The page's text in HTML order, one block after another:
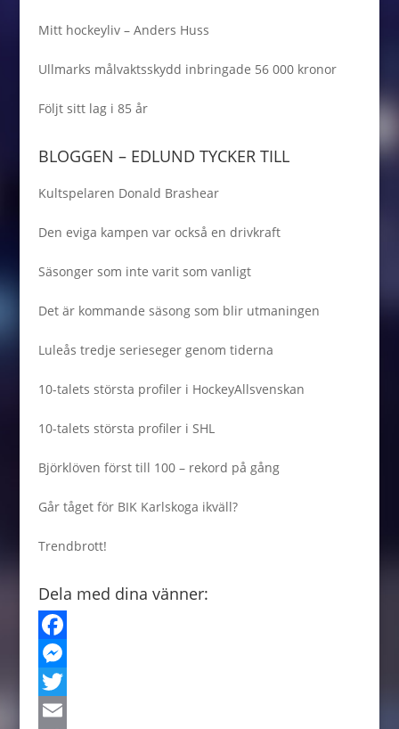
Mitt hockeyliv – Anders Huss
Ullmarks målvaktsskydd inbringade 56 000 kronor
Följt sitt lag i 85 år
BLOGGEN – EDLUND TYCKER TILL
Kultspelaren Donald Brashear
Den eviga kampen var också en drivkraft
Säsonger som inte varit som vanligt
Det är kommande säsong som blir utmaningen
Luleås tredje serieseger genom tiderna
10-talets största profiler i HockeyAllsvenskan
10-talets största profiler i SHL
Björklöven först till 100 – rekord på gång
Går tåget för BIK Karlskoga ikväll?
Trendbrott!
Dela med dina vänner:
F
a
c
M
eT